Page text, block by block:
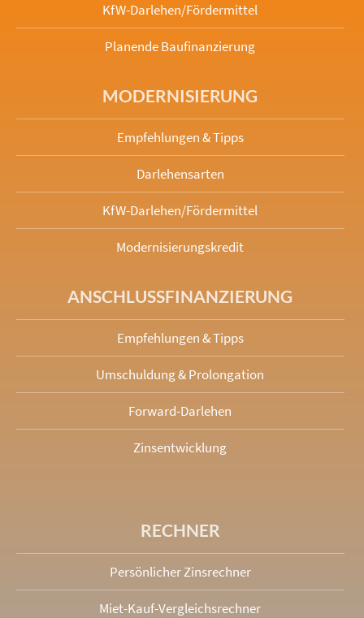
KfW-Darlehen/Fördermittel
Planende Baufinanzierung
MODERNISIERUNG
Empfehlungen & Tipps
Darlehensarten
KfW-Darlehen/Fördermittel
Modernisierungskredit
ANSCHLUSS­FINANZIERUNG
Empfehlungen & Tipps
Umschuldung & Prolongation
Forward-Darlehen
Zinsentwicklung
RECHNER
Persönlicher Zinsrechner
Miet-Kauf-Vergleichsrechner